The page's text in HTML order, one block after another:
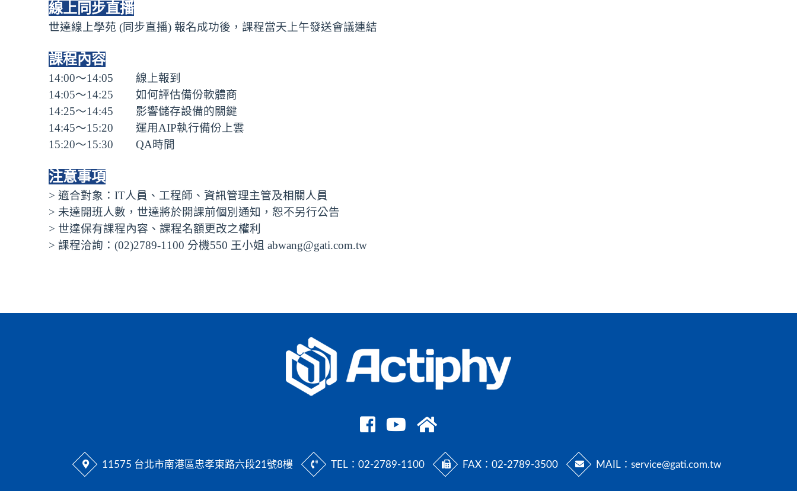
線上同步直播
世達線上學苑 (同步直播) 報名成功後，課程當天上午發送會議連結
課程內容
14:00～14:05 線上報到
14:05～14:25 如何評估備份軟體商
14:25～14:45 影響儲存設備的關鍵
14:45～15:20 運用AIP執行備份上雲
15:20～15:30 QA時間
注意事項
> 適合對象：IT人員、工程師、資訊管理主管及相關人員
> 未達開班人數，世達將於開課前個別通知，恕不另行公告
> 世達保有課程內容、課程名額更改之權利
> 課程洽詢：(02)2789-1100 分機550 王小姐 abwang@gati.com.tw
11575 台北市南港區忠孝東路六段21號8樓 TEL： 02-2789-1100 FAX：02-2789-3500 MAIL： service@gati.com.tw